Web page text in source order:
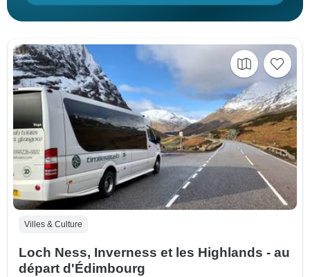
Villes & Culture
Loch Ness, Inverness et les Highlands - au
départ d'Édimbourg